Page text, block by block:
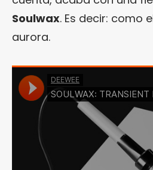
Soulwax. Es decir: como
aurora.